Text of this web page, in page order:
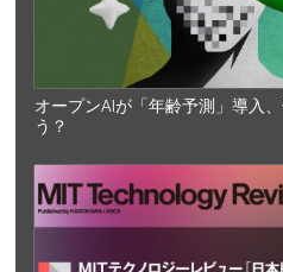
オープンAIが「年齢予測」導入
う？